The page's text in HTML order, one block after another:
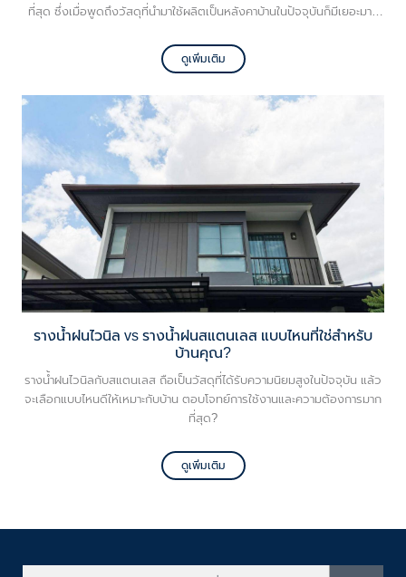
ที่สุด ซึ่งเมื่อพูดถึงวัสดุที่นำมาใช้ผลิตเป็นหลังคาบ้านในปัจจุบันก็มีเยอะมาก
รับความนิยมสูงมาก และสิ่งต่อไปนี้คือเหตุผลที่อยากบอกว่าทำไมการติดตั้ง
หลังคาไวนิลจึงเหมาะกับเมืองไทยเป็นอย่างมาก
ดูเพิ่มเติม
รางน้ำฝนไวนิล vs รางน้ำฝนสแตนเลส แบบไหนที่ใช่สำหรับ
บ้านคุณ?
รางน้ำฝนไวนิลกับสแตนเลส ถือเป็นวัสดุที่ได้รับความนิยมสูงในปัจจุบัน แล้ว
จะเลือกแบบไหนดีให้เหมาะกับบ้าน ตอบโจทย์การใช้งานและความต้องการมาก
ที่สุด?
ดูเพิ่มเติม